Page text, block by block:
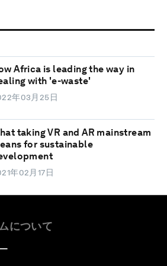
Africa is leading the way in
with 'e-waste'
年03月25日
taking VR and AR mainstream
for sustainable
年02月17日
について